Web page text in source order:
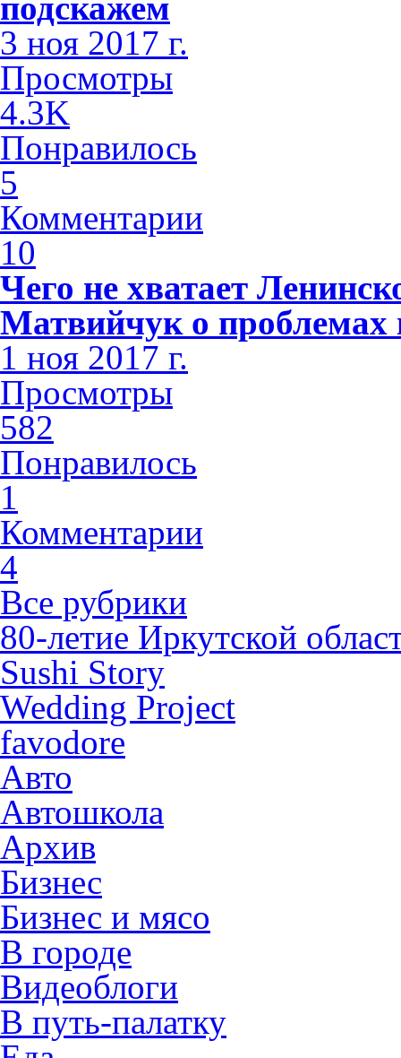
3 ноя 2017 г.
Просмотры
4.3K
Понравилось
5
Комментарии
10
Чего не хватает
Матвийчук о проблемах
1 ноя 2017 г.
Просмотры
582
Понравилось
1
Комментарии
4
Все рубрики
80-летие Иркутской
Sushi Story
Wedding Project
favodore
Авто
Автошкола
Архив
Бизнес
Бизнес и мясо
В городе
Видеоблоги
В путь-палатку